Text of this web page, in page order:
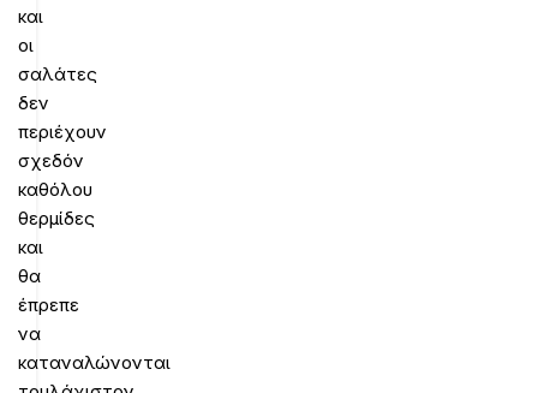
και
οι
σαλάτες
δεν
περιέχουν
σχεδόν
καθόλου
θερμίδες
και
θα
έπρεπε
να
καταναλώνονται